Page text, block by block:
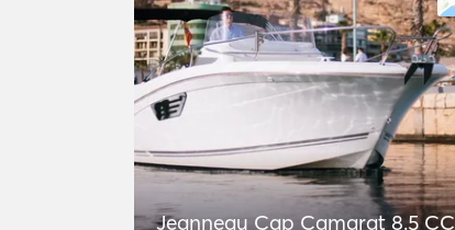
Jeanneau Cap Camarat 8.5 CC